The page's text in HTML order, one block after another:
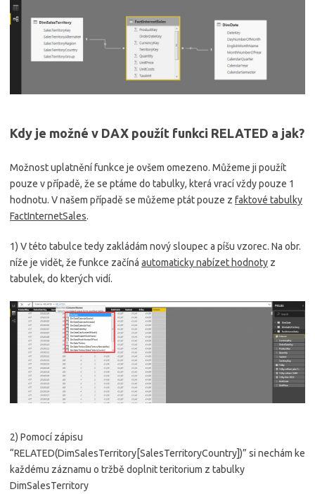
Kdy je možné v DAX použít funkci RELATED a jak?
Možnost uplatnění funkce je ovšem omezeno. Můžeme ji použít
pouze v případě, že se ptáme do tabulky, která vrací vždy pouze 1
hodnotu. V našem případě se můžeme ptát pouze z faktové tabulky
FactInternetSales.
1) V této tabulce tedy zakládám nový sloupec a píšu vzorec. Na obr.
níže je vidět, že funkce začíná automaticky nabízet hodnoty z
tabulek, do kterých vidí.
2) Pomocí zápisu
“RELATED(DimSalesTerritory[SalesTerritoryCountry])” si nechám ke
každému záznamu o tržbě doplnit teritorium z tabulky
DimSalesTerritory